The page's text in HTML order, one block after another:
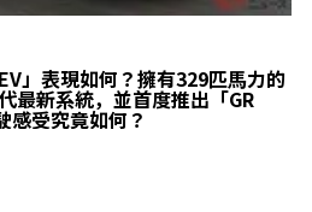
」表現如何？擁有329匹馬力的
最新系統，並首度推出「GR
感受究竟如何？